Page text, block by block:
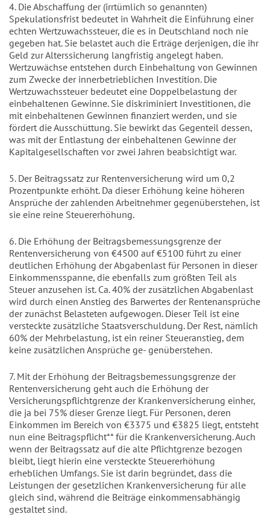
4. Die Abschaffung der (irrtümlich so genannten)
Spekulationsfrist bedeutet in Wahrheit die Einführung einer
echten Wertzuwachssteuer, die es in Deutschland noch nie
gegeben hat. Sie belastet auch die Erträge derjenigen, die ihr
Geld zur Alterssicherung langfristig angelegt haben.
Wertzuwächse entstehen durch Einbehaltung von Gewinnen
zum Zwecke der innerbetrieblichen Investition. Die
Wertzuwachssteuer bedeutet eine Doppelbelastung der
einbehaltenen Gewinne. Sie diskriminiert Investitionen, die
mit einbehaltenen Gewinnen finanziert werden, und sie
fördert die Ausschüttung. Sie bewirkt das Gegenteil dessen,
was mit der Entlastung der einbehaltenen Gewinne der
Kapitalgesellschaften vor zwei Jahren beabsichtigt war.
5. Der Beitragssatz zur Rentenversicherung wird um 0,2
Prozentpunkte erhöht. Da dieser Erhöhung keine höheren
Ansprüche der zahlenden Arbeitnehmer gegenüberstehen, ist
sie eine reine Steuererhöhung.
6. Die Erhöhung der Beitragsbemessungsgrenze der
Rentenversicherung von €4500 auf €5100 führt zu einer
deutlichen Erhöhung der Abgabenlast für Personen in dieser
Einkommensspanne, die ebenfalls zum größten Teil als
Steuer anzusehen ist. Ca. 40% der zusätzlichen Abgabenlast
wird durch einen Anstieg des Barwertes der Rentenansprüche
der zunächst Belasteten aufgewogen. Dieser Teil ist eine
versteckte zusätzliche Staatsverschuldung. Der Rest, nämlich
60% der Mehrbelastung, ist ein reiner Steueranstieg, dem
keine zusätzlichen Ansprüche ge- genüberstehen.
7. Mit der Erhöhung der Beitragsbemessungsgrenze der
Rentenversicherung geht auch die Erhöhung der
Versicherungspflichtgrenze der Krankenversicherung einher,
die ja bei 75% dieser Grenze liegt. Für Personen, deren
Einkommen im Bereich von €3375 und €3825 liegt, entsteht
nun eine Beitragspflicht** für die Krankenversicherung. Auch
wenn der Beitragssatz auf die alte Pflichtgrenze bezogen
bleibt, liegt hierin eine versteckte Steuererhöhung
erheblichen Umfangs. Sie ist darin begründet, dass die
Leistungen der gesetzlichen Krankenversicherung für alle
gleich sind, während die Beiträge einkommensabhängig
gestaltet sind.